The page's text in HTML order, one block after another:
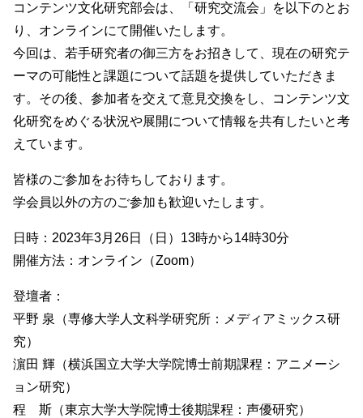
コンテンツ文化研究部会は、「研究交流会」を以下のとお
り、オンラインにて開催いたします。
今回は、若手研究者の御三方をお招きして、現在の研究テ
ーマの可能性と課題について話題を提供していただきま
す。その後、参加者を交えて意見交換をし、コンテンツ文
化研究をめぐる状況や展開について情報を共有したいと考
えています。
皆様のご参加をお待ちしております。
学会員以外の方のご参加も歓迎いたします。
日時：2023年3月26日（日）13時から14時30分
開催方法：オンライン（Zoom）
登壇者：
平野 泉（専修大学人文科学研究所：メディアミックス研
究）
濵田 輝（横浜国立大学大学院博士前期課程：アニメーシ
ョン研究）
程 斯（東京大学大学院博士後期課程：声優研究）